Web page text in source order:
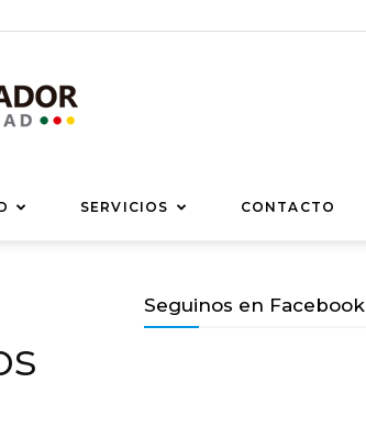
SERVICIOS CONTACTO
Seguinos en Facebook